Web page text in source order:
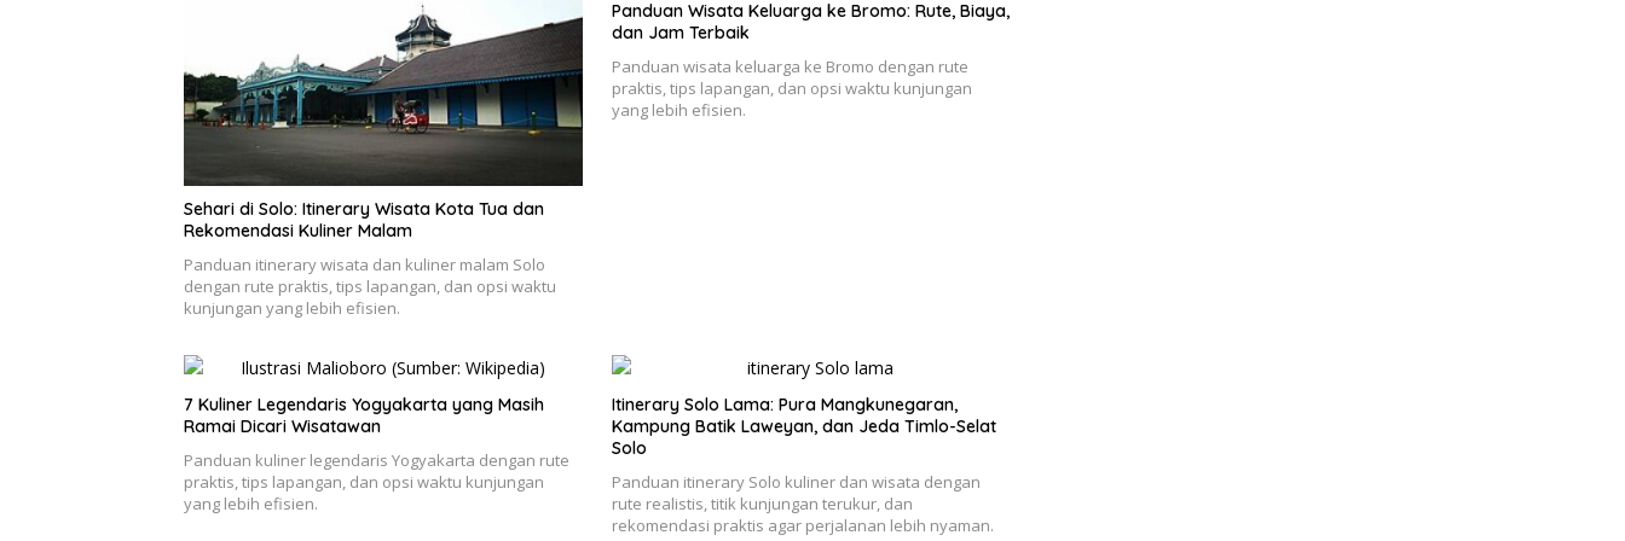
Sehari di Solo: Itinerary Wisata Kota Tua dan
Rekomendasi Kuliner Malam
Panduan itinerary wisata dan kuliner malam Solo
dengan rute praktis, tips lapangan, dan opsi waktu
kunjungan yang lebih efisien.
Panduan Wisata Keluarga ke Bromo: Rute, Biaya,
dan Jam Terbaik
Panduan wisata keluarga ke Bromo dengan rute
praktis, tips lapangan, dan opsi waktu kunjungan
yang lebih efisien.
7 Kuliner Legendaris Yogyakarta yang Masih
Ramai Dicari Wisatawan
Panduan kuliner legendaris Yogyakarta dengan rute
praktis, tips lapangan, dan opsi waktu kunjungan
yang lebih efisien.
Itinerary Solo Lama: Pura Mangkunegaran,
Kampung Batik Laweyan, dan Jeda Timlo-Selat
Solo
Panduan itinerary Solo kuliner dan wisata dengan
rute realistis, titik kunjungan terukur, dan
rekomendasi praktis agar perjalanan lebih nyaman.